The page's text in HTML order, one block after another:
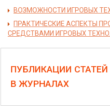
ВОЗМОЖНОСТИ ИГРОВЫХ
ПРАКТИЧЕСКИЕ АСПЕКТЫ
СРЕДСТВАМИ ИГРОВЫХ
ПУБЛИКАЦИИ СТАТЕЙ
В ЖУРНАЛАХ